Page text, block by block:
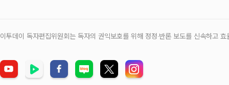
이투데이 독자편집위원회는 독자의 권익보호를 위해 정정‧반론 보도를 신속하고